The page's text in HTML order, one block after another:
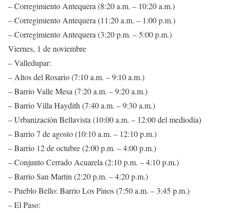
– Corregimiento Antequera (8:20 a.m. – 10:20 a.m.)
– Corregimiento Antequera (11:20 a.m. – 1:00 p.m.)
– Corregimiento Antequera (3:20 p.m. – 5:00 p.m.)
Viernes, 1 de noviembre
– Valledupar:
– Altos del Rosario (7:10 a.m. – 9:10 a.m.)
– Barrio Valle Mesa (7:20 a.m. – 9:20 a.m.)
– Barrio Villa Haydith (7:40 a.m. – 9:30 a.m.)
– Urbanización Bellavista (10:00 a.m. – 12:00 del mediodía)
– Barrio 7 de agosto (10:10 a.m. – 12:10 p.m.)
– Barrio 12 de octubre (2:00 p.m. – 4:00 p.m.)
– Conjunto Cerrado Acuarela (2:10 p.m. – 4:10 p.m.)
– Barrio San Martín (2:20 p.m. – 4:20 p.m.)
– Pueblo Bello: Barrio Los Pinos (7:50 a.m. – 3:45 p.m.)
– El Paso: